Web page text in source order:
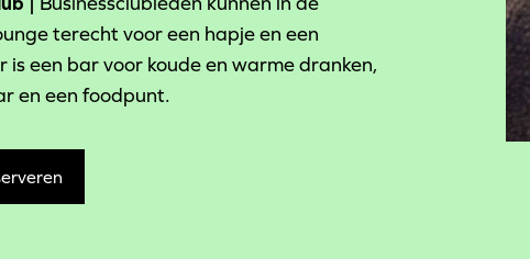
terecht voor een hapje en een
is een bar voor koude en warme dranken,
en een foodpunt.